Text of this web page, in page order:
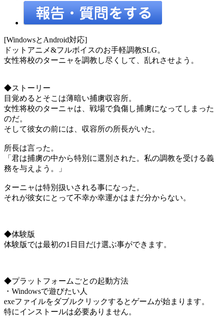
[WindowsとAndroid対応]
ドットアニメ&フルボイスのお手軽調教SLG。
女性将校のターニャを調教し尽くして、乱れさせよう。
◆ストーリー
目覚めるとそこは薄暗い捕虜収容所。
女性将校のターニャは、戦場で負傷し捕虜になってしまった
のだ。
そして彼女の前には、収容所の所長がいた。
所長は言った。
「君は捕虜の中から特別に選別された。私の調教を受ける義
務を与えよう。」
ターニャは特別扱いされる事になった。
それが彼女にとって不幸か幸運かはまだ分からない。
◆体験版
体験版では最初の1日目だけ選ぶ事ができます。
◆プラットフォームごとの起動方法
・Windowsで遊びたい人
exeファイルをダブルクリックするとゲームが始まります。
特にインストールは必要ありません。